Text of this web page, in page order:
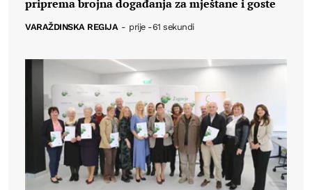
priprema brojna događanja za mještane i goste
VARAŽDINSKA REGIJA - prije -61 sekundi